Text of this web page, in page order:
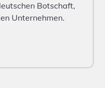
Botschaft,
Unternehmen.